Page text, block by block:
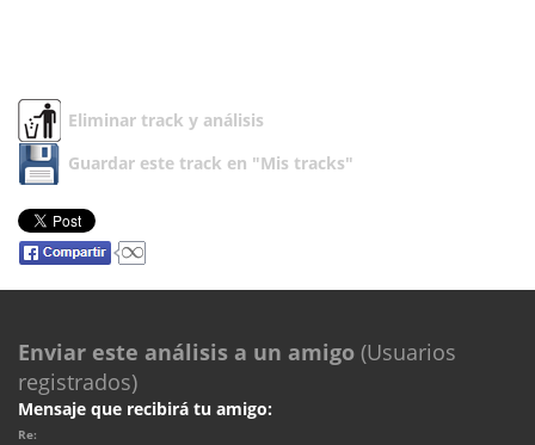
Eliminar track y análisis
Guardar este track en "Mis tracks"
Enviar este análisis a un amigo (Usuarios
registrados)
Mensaje que recibirá tu amigo:
Re: